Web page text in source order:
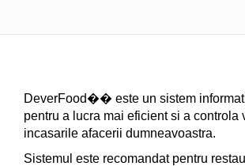
DeverFood�� este un sistem
pentru a lucra mai eficient si a controla
incasarile afacerii dumneavoastra.
Sistemul este recomandat pentru